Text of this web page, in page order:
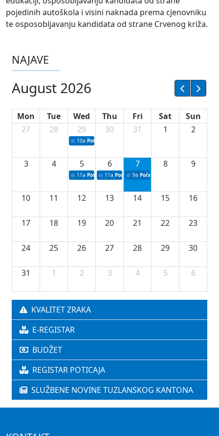
pojedinih autoškola i visini naknada prema cjenovniku
te osposobljavanju kandidata od strane Crvenog križa.
NAJAVE
August 2026
Mon Tue Wed Thu Fri Sat
Sun
27
28 29
10a Potpisivanje ugovora sa neprofitnim
30 31 1 2
3 4 5
11a Potpisivanje ugovora o stipendijama za
6
11a Podrška razvoju vodne infrastrukture u
7
9a Početak izgradnje nove
8 9
10 11 12 13 14 15 16
17 18 19 20 21 22 23
24 25 26 27 28 29 30
31 1 2 3 4 5 6
KVALITET ZRAKA
E-REGISTAR
BUDŽET
REGISTAR POTICAJA
SLUŽBENE NOVINE TUZLANSKOG KANTONA